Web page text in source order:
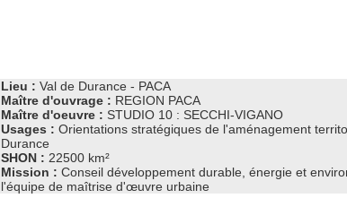
Lieu : Val de Durance - PACA
Maître d'ouvrage : REGION PACA
Maître d'oeuvre : STUDIO 10 : SECCHI-VIGANO
Usages : Orientations stratégiques de l'aménagement
Durance
SHON : 22500 km²
Mission : Conseil développement durable, énergie et
l'équipe de maîtrise d'œuvre urbaine